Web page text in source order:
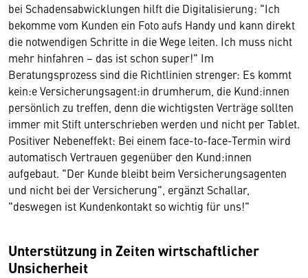
bei Schadensabwicklungen hilft die Digitalisierung: "Ich
bekomme vom Kunden ein Foto aufs Handy und kann direkt
die notwendigen Schritte in die Wege leiten. Ich muss nicht
mehr hinfahren – das ist schon super!" Im
Beratungsprozess sind die Richtlinien strenger: Es kommt
kein:e Versicherungsagent:in drumherum, die Kund:innen
persönlich zu treffen, denn die wichtigsten Verträge sollten
immer mit Stift unterschrieben werden und nicht per Tablet.
Positiver Nebeneffekt: Bei einem face-to-face-Termin wird
automatisch Vertrauen gegenüber den Kund:innen
aufgebaut. "Der Kunde bleibt beim Versicherungsagenten
und nicht bei der Versicherung", ergänzt Schallar,
"deswegen ist Kundenkontakt so wichtig für uns!"
Unterstützung in Zeiten wirtschaftlicher
Unsicherheit